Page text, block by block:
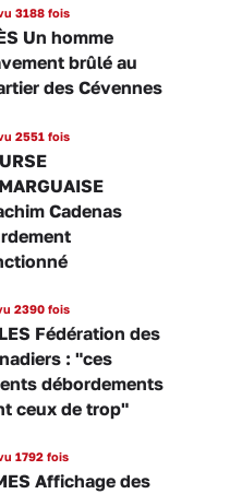
3188 fois
Un homme
brûlé au
des Cévennes
2551 fois
Cadenas
2390 fois
Fédération des
: "ces
débordements
ceux de trop"
1792 fois
Affichage des